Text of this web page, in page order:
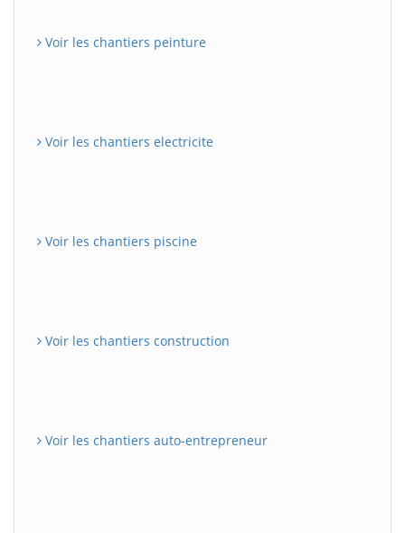
Voir les chantiers peinture
Voir les chantiers electricite
Voir les chantiers piscine
Voir les chantiers construction
Voir les chantiers auto-entrepreneur